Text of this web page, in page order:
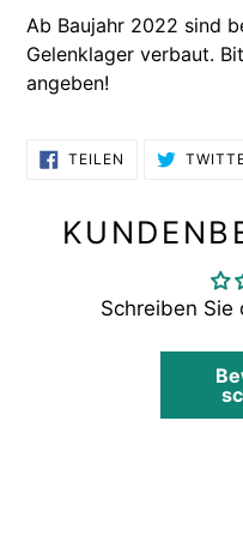
Ab Baujahr 2022 sind
Gelenklager verbaut.
angeben!
TEILEN
FACEBOOK
Schreiben